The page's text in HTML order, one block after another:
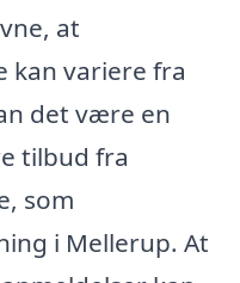
at
kan variere fra
det være en
tilbud fra
som
i Mellerup. At